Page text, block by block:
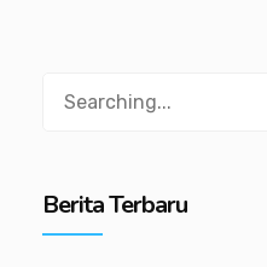
Berita Terbaru